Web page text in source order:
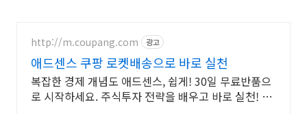
http://m.coupang.com 광고
애드센스 쿠팡 로켓배송으로 바로 실천
복잡한 경제 개념도 애드센스, 쉽게! 30일 무료반품으
로 시작하세요. 주식투자 전략을 배우고 바로 실천! 오